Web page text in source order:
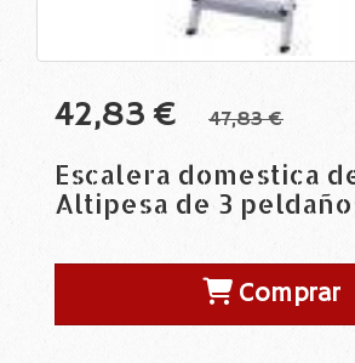
42,83 € 47,83 €
Escalera domestica
Altipesa de 3
Comprar